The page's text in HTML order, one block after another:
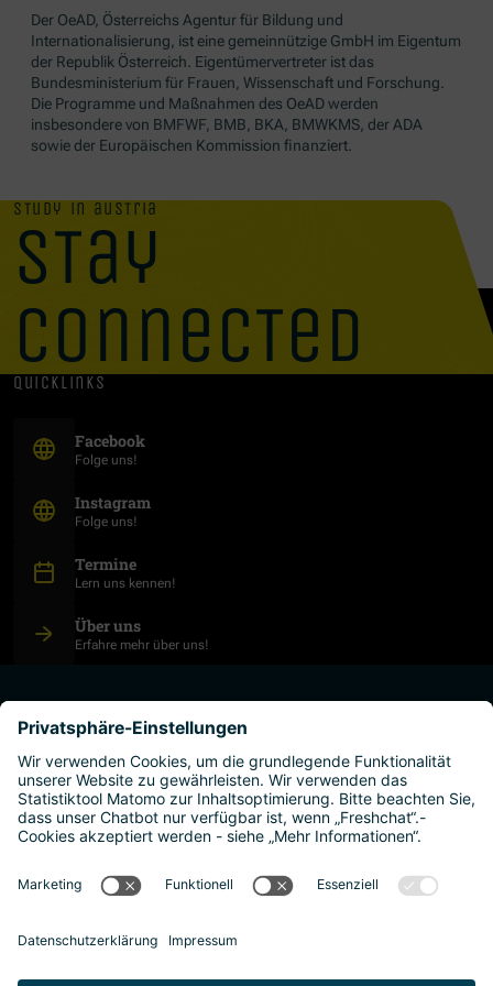
Der OeAD, Österreichs Agentur für Bildung und
Internationalisierung, ist eine gemeinnützige GmbH im Eigentum
der Republik Österreich. Eigentümervertreter ist das
Bundesministerium für Frauen, Wissenschaft und Forschung.
Die Programme und Maßnahmen des OeAD werden
insbesondere von BMFWF, BMB, BKA, BMWKMS, der ADA
sowie der Europäischen Kommission finanziert.
study in austria
stay
connected
quicklinks
Facebook(Öffnet in neuem Fenster)
Folge uns!
Instagram
Folge uns!
Termine
Lern uns kennen!
Über uns
Erfahre mehr über uns!
studium planen
hochschulen
leben und arbeiten
warum österreich?
Impressum